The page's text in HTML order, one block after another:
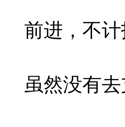
前进，不
虽然没有